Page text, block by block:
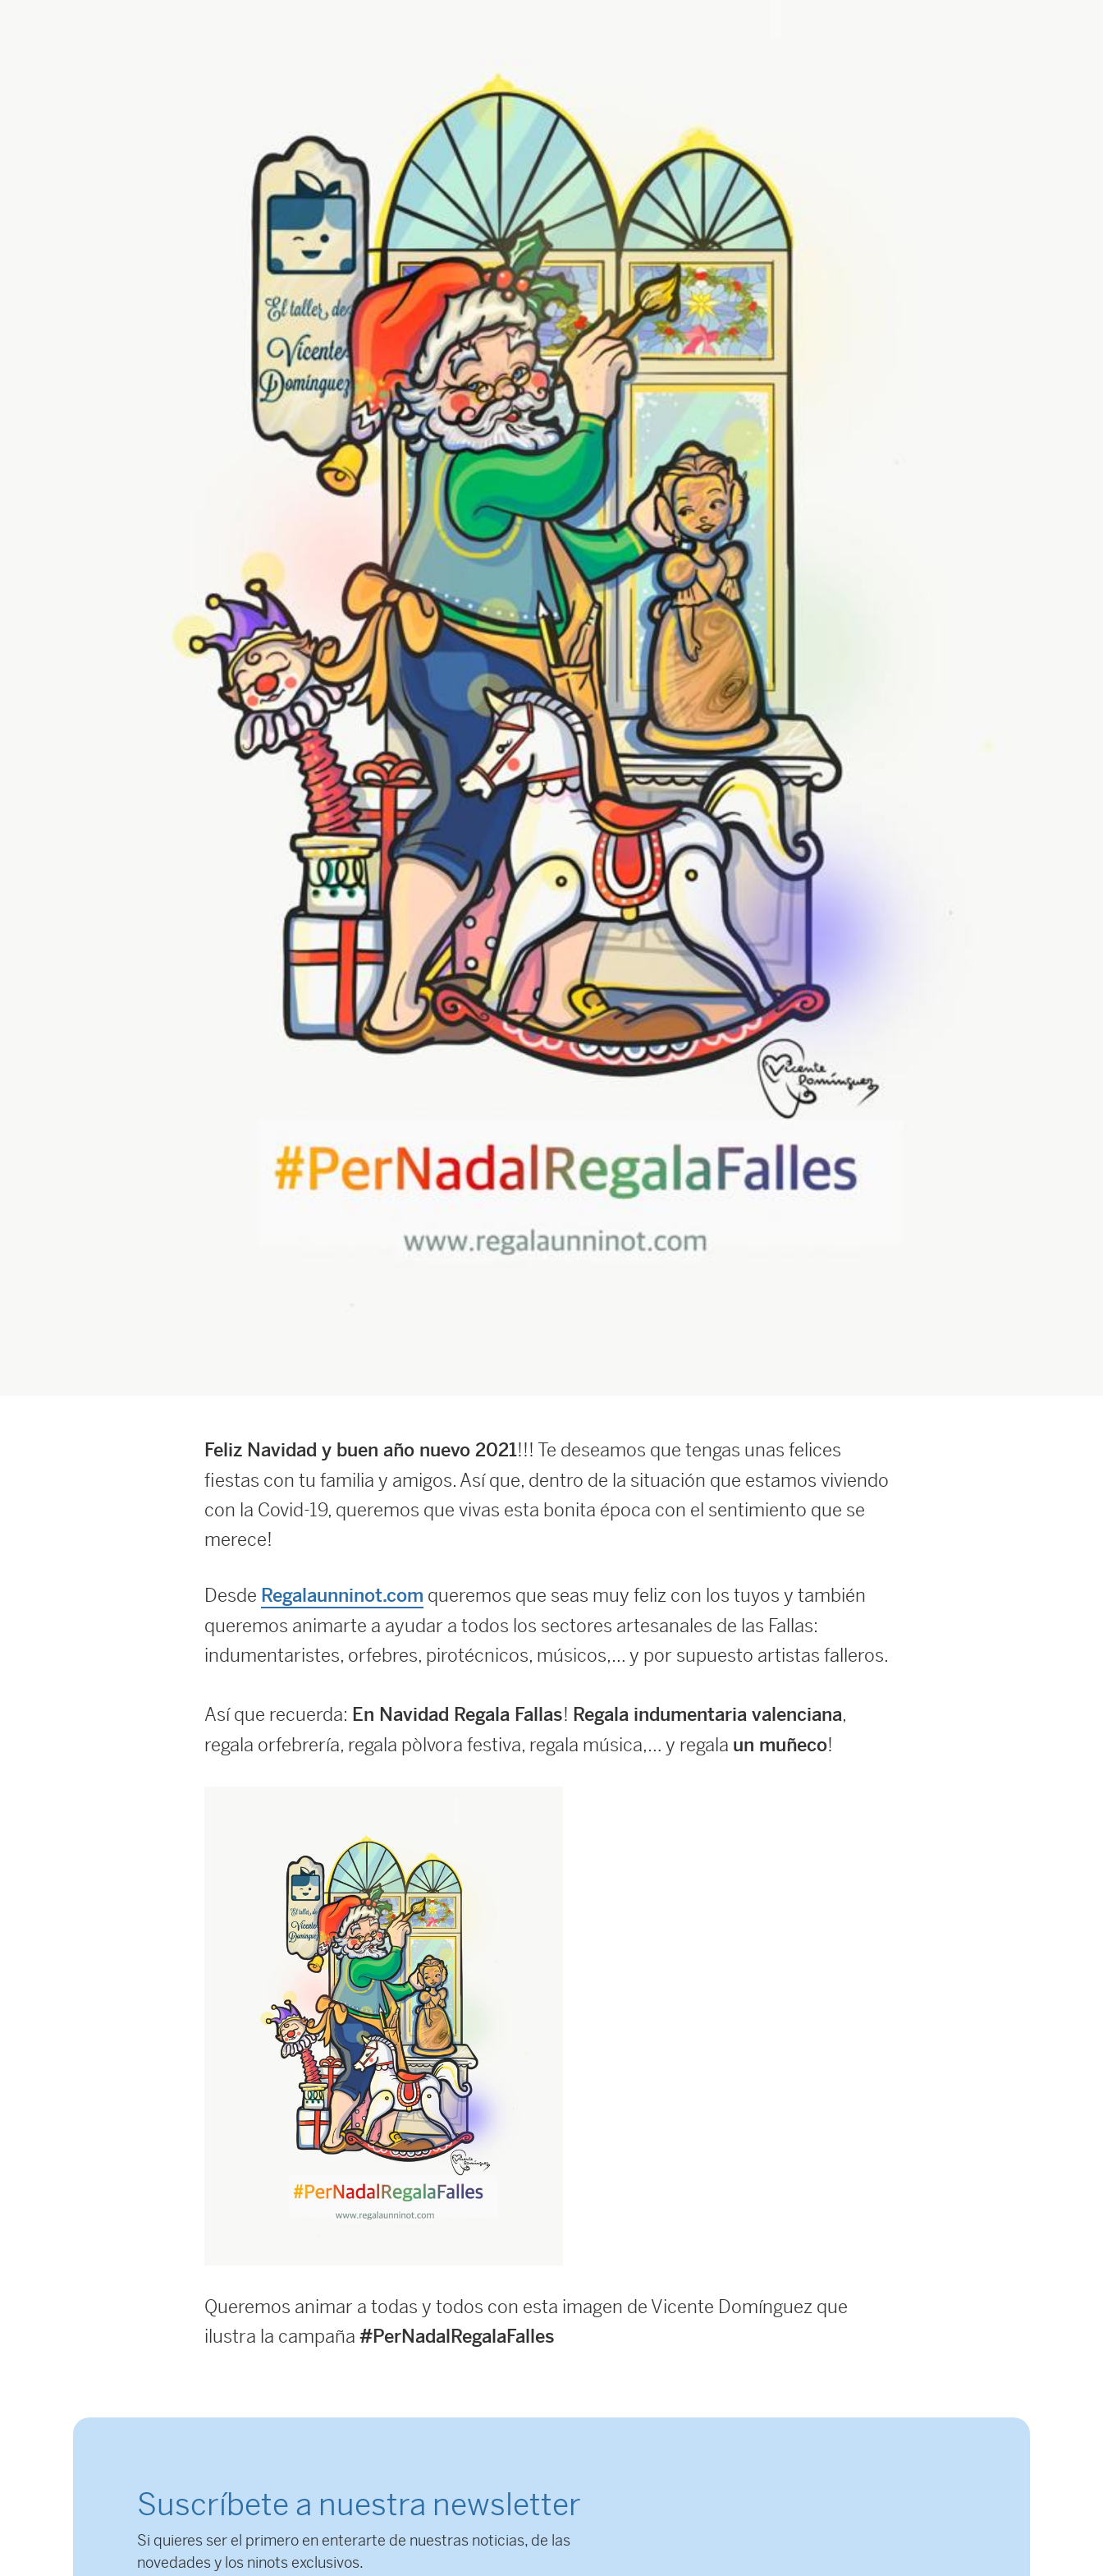
Feliz Navidad y buen año nuevo 2021!!! Te deseamos que tengas unas felices
fiestas con tu familia y amigos. Así que, dentro de la situación que estamos viviendo
con la Covid-19, queremos que vivas esta bonita época con el sentimiento que se
merece!
Desde Regalaunninot.com queremos que seas muy feliz con los tuyos y también
queremos animarte a ayudar a todos los sectores artesanales de las Fallas:
indumentaristes, orfebres, pirotécnicos, músicos,… y por supuesto artistas falleros.
Así que recuerda: En Navidad Regala Fallas! Regala indumentaria valenciana,
regala orfebrería, regala pòlvora festiva, regala música,… y regala un muñeco!
Queremos animar a todas y todos con esta imagen de Vicente Domínguez que
ilustra la campaña #PerNadalRegalaFalles
Suscríbete a nuestra newsletter
Si quieres ser el primero en enterarte de nuestras noticias, de las
novedades y los ninots exclusivos.